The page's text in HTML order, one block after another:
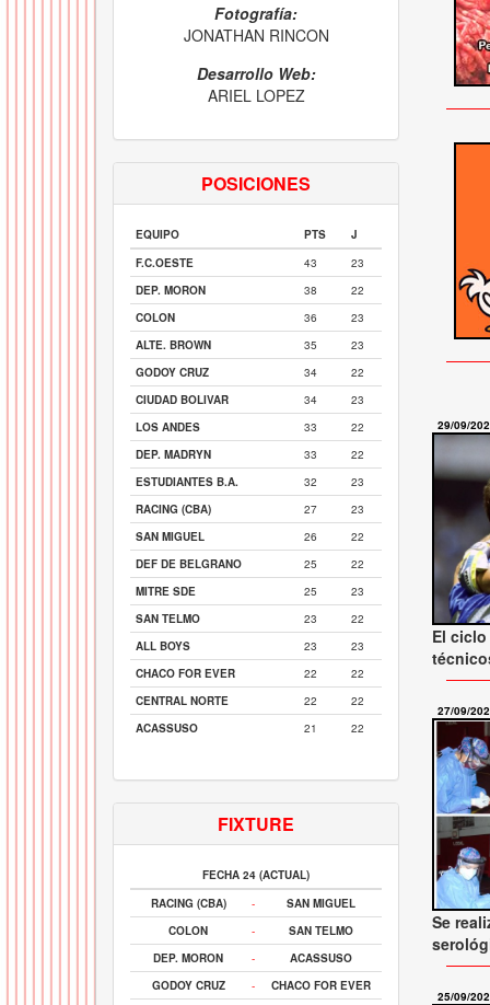
Fotografía:
JONATHAN RINCON
Desarrollo Web:
ARIEL LOPEZ
POSICIONES
EQUIPO PTS
J
F.C.OESTE
43
23
DEP. MORON
38
22
COLON
36
23
ALTE. BROWN
35
23
GODOY CRUZ
34
22
CIUDAD BOLIVAR
34
23
LOS ANDES
33
22
DEP. MADRYN
33
22
ESTUDIANTES B.A.
32
23
RACING (CBA)
27
23
SAN MIGUEL
26
22
DEF DE BELGRANO
25
22
MITRE SDE
25
23
SAN TELMO
23
22
ALL BOYS
23
23
CHACO FOR EVER
22
22
CENTRAL NORTE
22
22
ACASSUSO
21 22
FIXTURE
FECHA 24 (ACTUAL)
RACING (CBA)
-
SAN MIGUEL
COLON
-
SAN TELMO
DEP. MORON
-
ACASSUSO
GODOY CRUZ
-
CHACO FOR EVER
29/09/
El
27/09/
Se
25/09/